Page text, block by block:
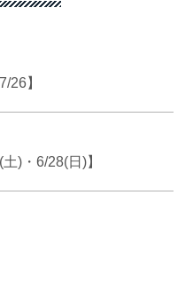
26】
)・6/28(日)】